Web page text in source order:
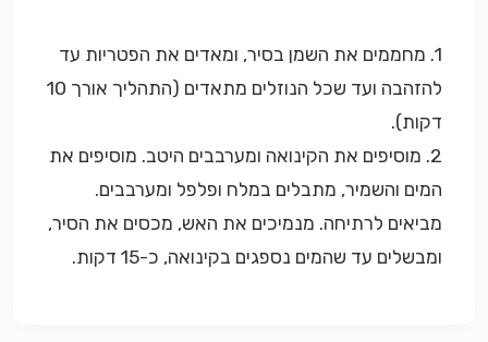
1. מחממים את השמן בסיר, ומאדים את הפטריות עד
להזהבה ועד שכל הנוזלים מתאדים (התהליך אורך 10
דקות).
2. מוסיפים את הקינואה ומערבבים היטב. מוסיפים את
המים והשמיר, מתבלים במלח ופלפל ומערבבים.
מביאים לרתיחה. מנמיכים את האש, מכסים את הסיר,
ומבשלים עד שהמים נספגים בקינואה, כ-15 דקות.